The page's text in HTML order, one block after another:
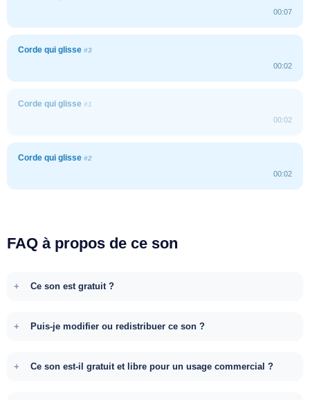
00:07
Corde qui glisse #3
00:02
Corde qui glisse #1
00:02
Corde qui glisse #2
00:02
FAQ à propos de ce son
Ce son est gratuit ?
Puis-je modifier ou redistribuer ce son ?
Ce son est-il gratuit et libre pour un usage commercial ?